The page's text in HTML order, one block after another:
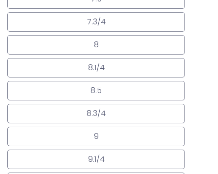
7.5
7.3/4
7.3/4
8
8
8.1/4
8.1/4
8.5
8.5
8.3/4
8.3/4
9
9
9.1/4
9.1/4